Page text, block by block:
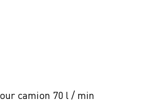
camion 70 l / min